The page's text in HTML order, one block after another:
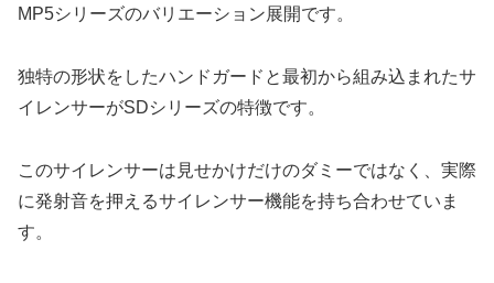
MP5シリーズのバリエーション展開です。
独特の形状をしたハンドガードと最初から組み込まれたサ
イレンサーがSDシリーズの特徴です。
このサイレンサーは見せかけだけのダミーではなく、実際
に発射音を押えるサイレンサー機能を持ち合わせていま
す。